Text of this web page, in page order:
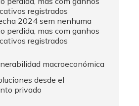
2024 sem nenhuma
perdida, mas com ganhos
registrados
macroeconómica
desde el
privado